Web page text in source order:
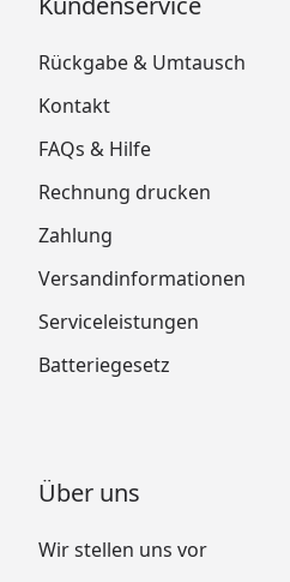
Rückgabe & Umtausch
Kontakt
FAQs & Hilfe
Rechnung drucken
Zahlung
Versandinformationen
Serviceleistungen
Batteriegesetz
Über uns
Wir stellen uns vor